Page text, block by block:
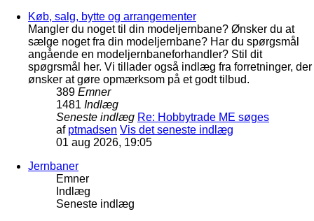
Køb, salg, bytte og arrangementer
Mangler du noget til din modeljernbane? Ønsker du at
sælge noget fra din modeljernbane? Har du spørgsmål
angående en modeljernbaneforhandler? Stil dit
spøgrsmål her. Vi tillader også indlæg fra forretninger, der
ønsker at gøre opmærksom på et godt tilbud.
389 Emner
1481 Indlæg
Seneste indlæg Re: Hobbytrade ME søges
af ptmadsen Vis det seneste indlæg
01 aug 2026, 19:05
Jernbaner
Emner
Indlæg
Seneste indlæg